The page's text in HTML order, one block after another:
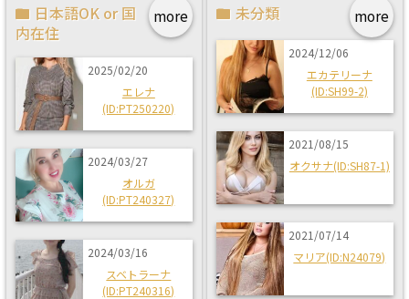
more
日本語OK or 国
内在住
2025/02/20
エレナ
(ID:PT250220)
2024/03/27
オルガ
(ID:PT240327)
2024/03/16
スベトラーナ
(ID:PT240316)
more
未分類
2024/12/06
エカテリーナ
(ID:SH99-2)
2021/08/15
オクサナ(ID:SH87-1)
2021/07/14
マリア(ID:N24079)